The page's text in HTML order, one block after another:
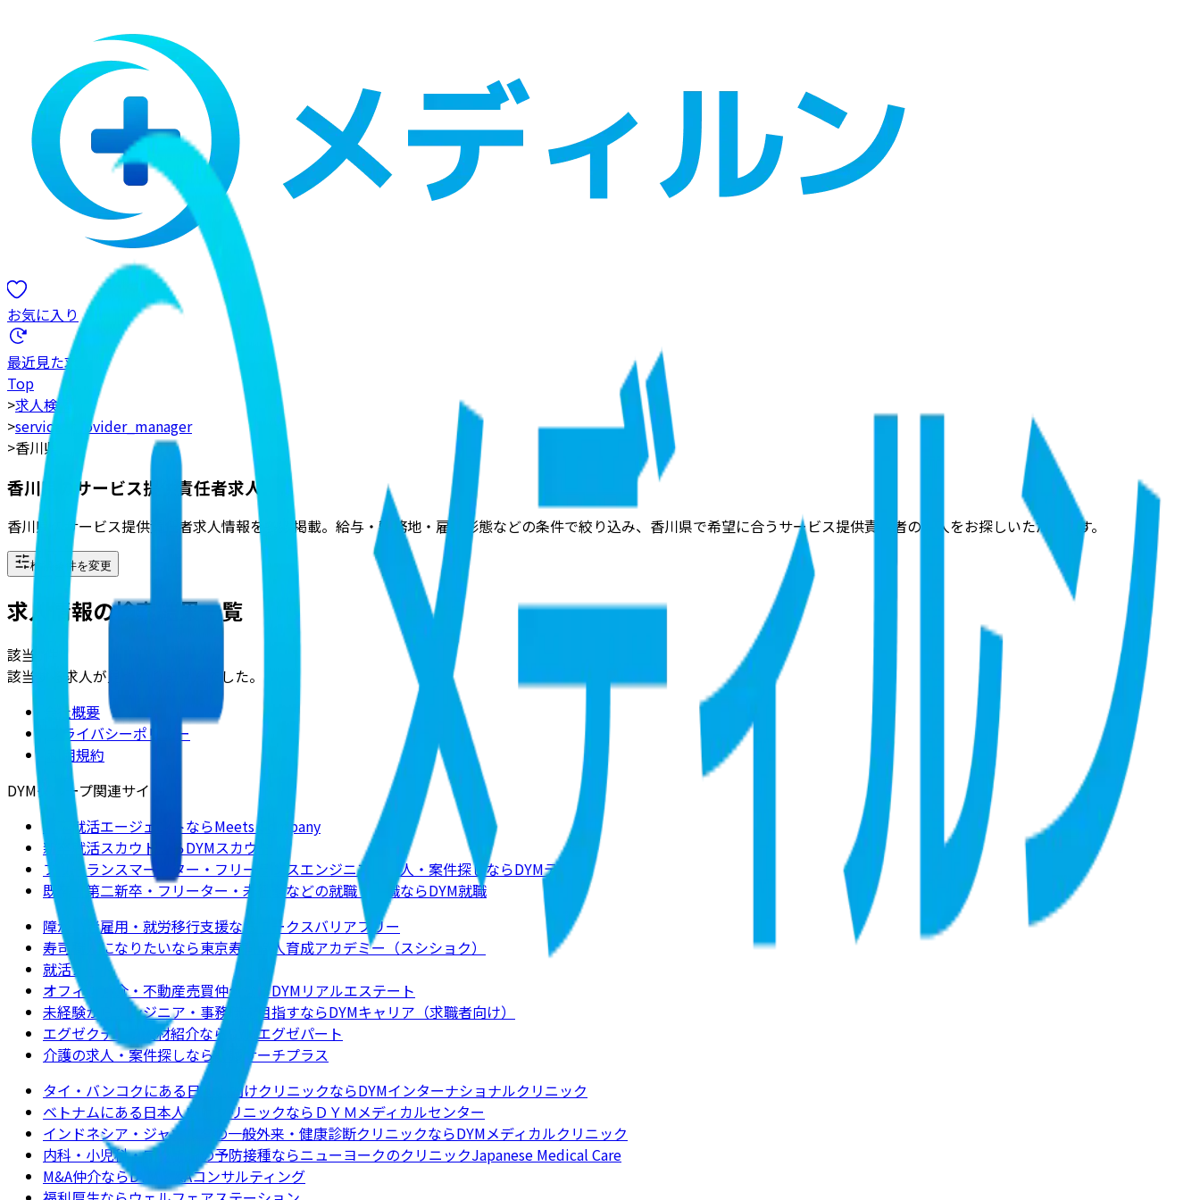
お気に入り
最近見た求人
Top
>求人検索
>service_provider_manager
>香川県
香川県のサービス提供責任者求人
香川県のサービス提供責任者求人情報を多数掲載。給与・勤務地・雇用形態などの条件で絞り込み、香川県で希望に合うサービス提供責任者の求人をお探しいただけます。
検索条件を変更
求人情報の検索結果一覧
該当
該当する求人が見つかりませんでした。
会社概要
プライバシーポリシー
利用規約
DYMグループ関連サイト
新卒就活エージェントならMeets Company
新卒就活スカウトならDYMスカウト
フリーランスマーケター・フリーランスエンジニアの求人・案件探しならDYMテック
既卒・第二新卒・フリーター・未経験などの就職・転職ならDYM就職
障がい者雇用・就労移行支援ならワークスバリアフリー
寿司職人になりたいなら東京寿司職人育成アカデミー（スシショク）
就活ノート
オフィス仲介・不動産売買仲介ならDYMリアルエステート
未経験からエンジニア・事務職を目指すならDYMキャリア（求職者向け）
エグゼクティブ人材紹介ならDYMエグゼパート
介護の求人・案件探しなら介護サーチプラス
タイ・バンコクにある日本人向けクリニックならDYMインターナショナルクリニック
ベトナムにある日本人向けクリニックならＤＹＭメディカルセンター
インドネシア・ジャカルタの一般外来・健康診断クリニックならDYMメディカルクリニック
内科・小児科・ワクチンの予防接種ならニューヨークのクリニックJapanese Medical Care
M&A仲介ならDYM M&Aコンサルティング